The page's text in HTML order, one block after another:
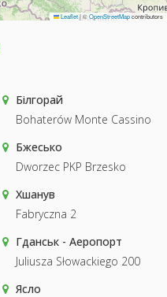
Leaflet|©OpenStreetMapcontributors
Білгорай
Bohaterów Monte Cassino
Бжесько
Dworzec PKP Brzesko
Хшанув
Fabryczna 2
Гданськ - Аеропорт
Juliusza Słowackiego 200
Ясло